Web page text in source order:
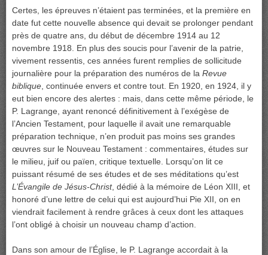
Certes, les épreuves n’étaient pas terminées, et la première en
date fut cette nouvelle absence qui devait se prolonger pendant
près de quatre ans, du début de décembre 1914 au 12
novembre 1918. En plus des soucis pour l’avenir de la patrie,
vivement ressentis, ces années furent remplies de sollicitude
journalière pour la préparation des numéros de la Revue
biblique , continuée envers et contre tout. En 1920, en 1924, il y
eut bien encore des alertes : mais, dans cette même période, le
P. Lagrange, ayant renoncé définitivement à l’exégèse de
l’Ancien Testament, pour laquelle il avait une remarquable
préparation technique, n’en produit pas moins ses grandes
œuvres sur le Nouveau Testament : commentaires, études sur
le milieu, juif ou païen, critique textuelle. Lorsqu’on lit ce
puissant résumé de ses études et de ses méditations qu’est
L’Évangile de Jésus-Christ, dédié à la mémoire de Léon XIII, et
honoré d’une lettre de celui qui est aujourd’hui Pie XII, on en
viendrait facilement à rendre grâces à ceux dont les attaques
l’ont obligé à choisir un nouveau champ d’action.
Dans son amour de l’Église, le P. Lagrange accordait à la